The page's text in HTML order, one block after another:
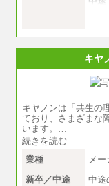
（
キヤ
キヤノンは「共生の
ており、さまざまな
います。…
続きを読む
業種
メー
新卒／中途
中途